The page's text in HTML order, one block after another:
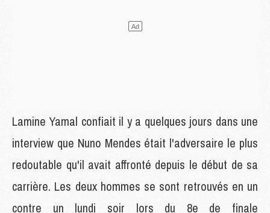
Lamine Yamal confiait il y a quelques jours dans une
interview que Nuno Mendes était l'adversaire le plus
redoutable qu'il avait affronté depuis le début de sa
carrière. Les deux hommes se sont retrouvés en un
contre un lundi soir lors du 8e de finale